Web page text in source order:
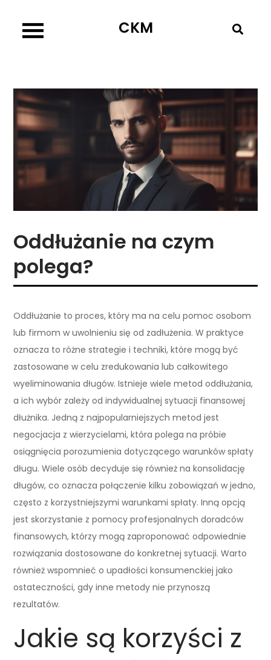
content
CKM
Oddłużanie na czym
polega?
Oddłużanie to proces, który ma na celu pomoc osobom
lub firmom w uwolnieniu się od zadłużenia. W praktyce
oznacza to różne strategie i techniki, które mogą być
zastosowane w celu zredukowania lub całkowitego
wyeliminowania długów. Istnieje wiele metod oddłużania,
a ich wybór zależy od indywidualnej sytuacji finansowej
dłużnika. Jedną z najpopularniejszych metod jest
negocjacja z wierzycielami, która polega na próbie
osiągnięcia porozumienia dotyczącego warunków spłaty
długu. Wiele osób decyduje się również na konsolidację
długów, co oznacza połączenie kilku zobowiązań w jedno,
często z korzystniejszymi warunkami spłaty. Inną opcją
jest skorzystanie z pomocy profesjonalnych doradców
finansowych, którzy mogą zaproponować odpowiednie
rozwiązania dostosowane do konkretnej sytuacji. Warto
również wspomnieć o upadłości konsumenckiej jako
ostateczności, gdy inne metody nie przynoszą
rezultatów.
Jakie są korzyści z